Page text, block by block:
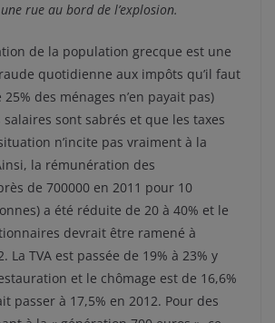
rue au bord de l’explosion.
de la population grecque est une
quotidienne aux impôts qu’il faut
des ménages n’en payait pas)
sont sabrés et que les taxes
n’incite pas vraiment à la
la rémunération des
de 700000 en 2011 pour 10
a été réduite de 20 à 40% et le
devrait être ramené à
La TVA est passée de 19% à 23% y
et le chômage est de 16,6%
passer à 17,5% en 2012. Pour des